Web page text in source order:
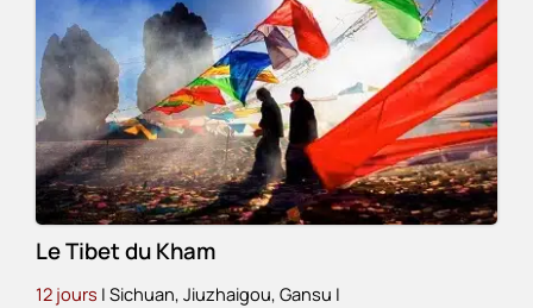
Le Tibet du Kham
12 jours | Sichuan, Jiuzhaigou, Gansu |